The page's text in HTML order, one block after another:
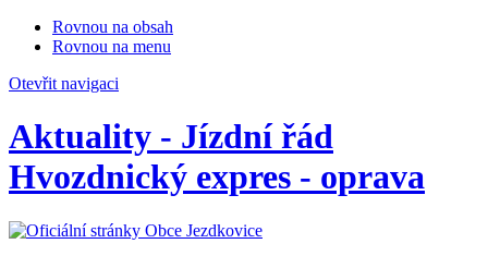
Rovnou na obsah
Rovnou na menu
Otevřit navigaci
Aktuality - Jízdní řád
Hvozdnický expres - oprava